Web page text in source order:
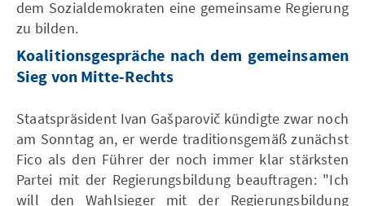
dem Sozialdemokraten eine gemeinsame Regierung
zu bilden.
Koalitionsgespräche nach dem gemeinsamen
Sieg von Mitte-Rechts
Staatspräsident Ivan Gašparovič kündigte zwar noch
am Sonntag an, er werde traditionsgemäß zunächst
Fico als den Führer der noch immer klar stärksten
Partei mit der Regierungsbildung beauftragen: "Ich
will den Wahlsieger mit der Regierungsbildung